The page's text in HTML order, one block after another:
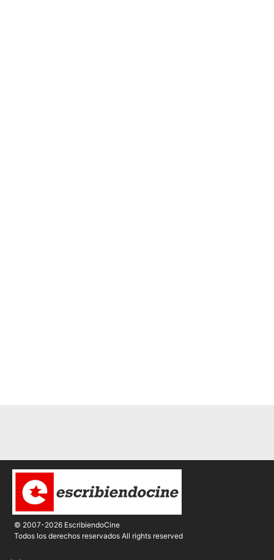
© 2007-2026 EscribiendoCine
Todos los derechos reservados All rights reserved